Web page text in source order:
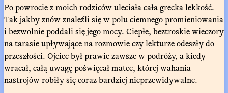
Po powrocie z moich rodziców uleciała cała grecka lekkość.
Tak jakby znów znaleźli się w polu ciemnego promieniowania
i bezwolnie poddali się jego mocy. Ciepłe, beztroskie wieczory
na tarasie upływające na rozmowie czy lekturze odeszły do
przeszłości. Ojciec był prawie zawsze w podróży, a kiedy
wracał, całą uwagę poświęcał matce, której wahania
nastrojów robiły się coraz bardziej nieprzewidywalne.